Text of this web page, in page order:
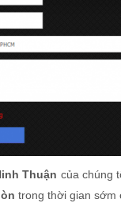
Thuận của chúng
trong thời gian sớm